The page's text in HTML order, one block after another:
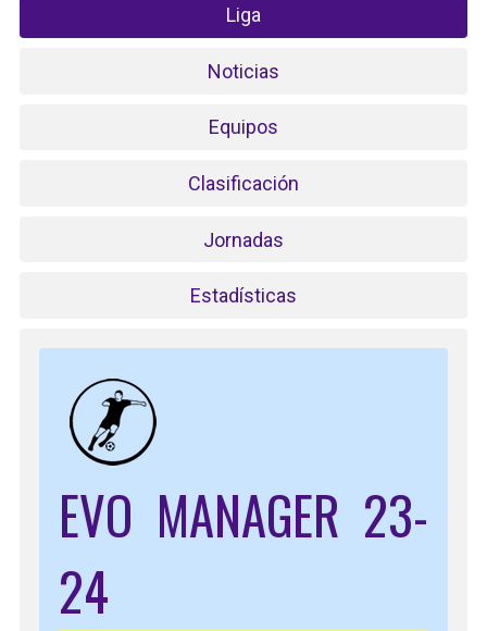
Liga
Noticias
Equipos
Clasificación
Jornadas
Estadísticas
EVO MANAGER 23-
24